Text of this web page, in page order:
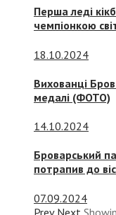
Перша леді
чемпіонкою
18.10.2024
Вихованці
медалі (ФОТО)
14.10.2024
Броварський
потрапив до
07.09.2024
Prev Next